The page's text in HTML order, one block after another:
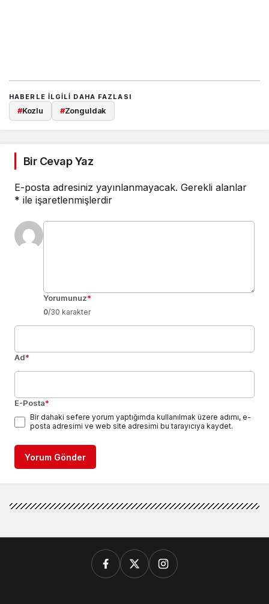
HABERLE ILGILI DAHA FAZLASI
#Kozlu #Zonguldak
Bir Cevap Yaz
E-posta adresiniz yayınlanmayacak. Gerekli alanlar
* ile işaretlenmişlerdir
Yorumunuz*
0/30 karakter
Ad*
E-Posta*
Bir dahaki sefere yorum yaptığımda kullanılmak üzere adımı, e-
posta adresimi ve web site adresimi bu tarayıcıya kaydet.
Yorum Gönder